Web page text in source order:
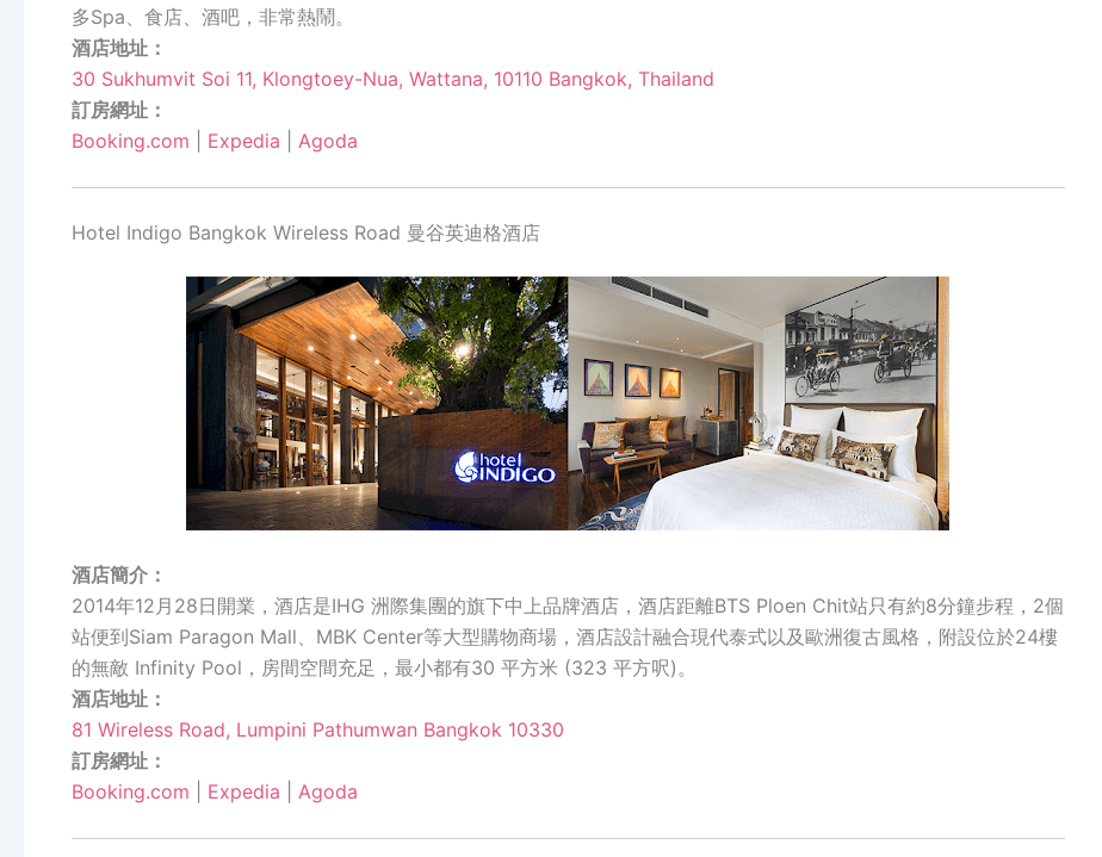
多Spa、食店、酒吧，非常熱鬧。
酒店地址：
30 Sukhumvit Soi 11, Klongtoey-Nua, Wattana, 10110 Bangkok, Thailand
訂房網址：
Booking.com
Expedia Agoda
Hotel Indigo Bangkok Wireless Road 曼谷英迪格酒店
酒店簡介：
2014年12月28日開業，酒店是IHG 洲際集團的旗下中上品牌酒店，酒店距離BTS Ploen Chit站只有約8分鐘步程，2個
站便到Siam Paragon Mall、MBK Center等大型購物商場，酒店設計融合現代泰式以及歐洲復古風格，附設位於24樓
的無敵 Infinity Pool，房間空間充足，最小都有30 平方米 (323 平方呎)。
酒店地址：
81 Wireless Road, Lumpini Pathumwan Bangkok 10330
訂房網址：
Booking.com
Expedia Agoda